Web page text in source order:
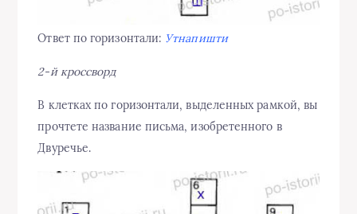
Ответ по горизонтали: Утнапишти
2-й кроссворд
В клетках по горизонтали, выделенных рамкой, вы
прочтете название письма, изобретенного в
Двуречье.